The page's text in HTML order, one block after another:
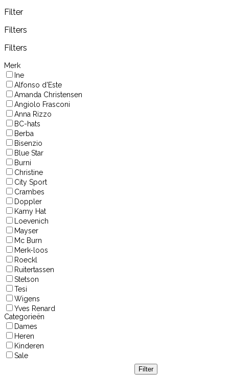
Filter
Filters
Filters
Merk
Ine
Alfonso d'Este
Amanda Christensen
Angiolo Frasconi
Anna Rizzo
BC-hats
Berba
Bisenzio
Blue Star
Burni
Christine
City Sport
Crambes
Doppler
Kamy Hat
Loevenich
Mayser
Mc Burn
Merk-loos
Roeckl
Ruitertassen
Stetson
Tesi
Wigens
Yves Renard
Categorieën
Dames
Heren
Kinderen
Sale